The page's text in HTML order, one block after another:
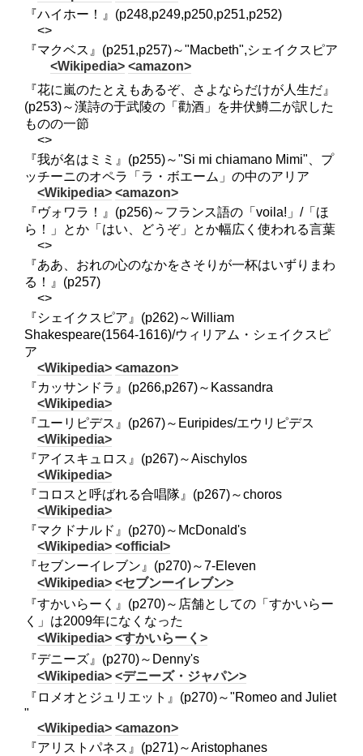
『ハイホー！』(p248,p249,p250,p251,p252)
<>
『マクベス』(p251,p257)～"Macbeth",シェイクスピア
<Wikipedia> <amazon>
『花に嵐のたとえもあるぞ、さよならだけが人生だ』
(p253)～漢詩の于武陵の「勸酒」を井伏鱒二が訳した
ものの一節
<>
『我が名はミミ』(p255)～"Si mi chiamano Mimi"、プ
ッチーニのオペラ「ラ・ボエーム」の中のアリア
<Wikipedia> <amazon>
『ヴォワラ！』(p256)～フランス語の「voila!」/「ほ
ら！」とか「はい、どうぞ」とか幅広く使われる言葉
<>
『ああ、おれの心のなかをさそりが一杯はいずりまわ
る！』(p257)
<>
『シェイクスピア』(p262)～William
Shakespeare(1564-1616)/ウィリアム・シェイクスピ
ア
<Wikipedia> <amazon>
『カッサンドラ』(p266,p267)～Kassandra
<Wikipedia>
『ユーリピデス』(p267)～Euripides/エウリピデス
<Wikipedia>
『アイスキュロス』(p267)～Aischylos
<Wikipedia>
『コロスと呼ばれる合唱隊』(p267)～choros
<Wikipedia>
『マクドナルド』(p270)～McDonald's
<Wikipedia> <official>
『セブンーイレブン』(p270)～7-Eleven
<Wikipedia> <セブンーイレブン>
『すかいらーく』(p270)～店舗としての「すかいらー
く」は2009年になくなった
<Wikipedia> <すかいらーく>
『デニーズ』(p270)～Denny's
<Wikipedia> <デニーズ・ジャパン>
『ロメオとジュリエット』(p270)～"Romeo and Juliet
"
<Wikipedia> <amazon>
『アリストパネス』(p271)～Aristophanes